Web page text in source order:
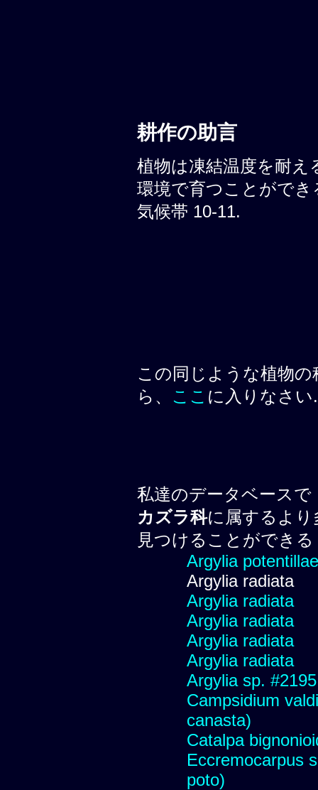
耕作の助言
植物は凍結温度を耐
環境で育つことができ
気候帯 10-11.
この同じような植物
ら、 ここ に入りなさい.
私達のデータベース
カズラ科に属するより
見つけることができる
Argylia
Argylia radiata
Argylia radiata
Argylia radiata
Argylia radiata
Argylia radiata
Argylia sp. #2195
Campsidium
canasta)
Catalpa
Eccremocarpus
poto)